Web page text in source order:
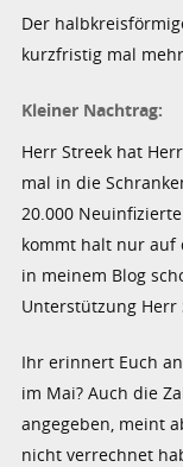
Der
kurzfristig mal
Kleiner Nachtrag:
Herr Streek hat
mal in die
20.000
kommt halt nur auf
in meinem Blog
Unterstützung Herr
Ihr erinnert Euch
im Mai? Auch die
angegeben, meint
nicht verrechnet